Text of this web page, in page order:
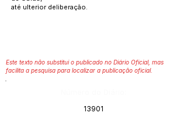
até ulterior deliberação.
Este texto não substitui o publicado no Diário Oficial, mas
facilita a pesquisa para localizar a publicação oficial.
13901